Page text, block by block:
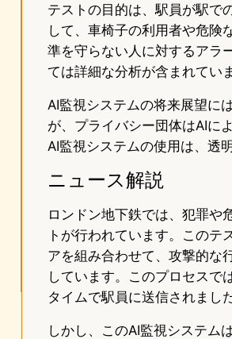
テストの目的は、駅員が駅で
して、車椅子の利用者や危険
準を守らない人に対するアラ
ては詳細な分析が含まれてい
AI監視システムの将来展望に
が、プライバシー団体はAIに
AI監視システムの使用は、透
ニュース解説
ロンドン地下鉄では、犯罪や
トが行われています。このテ
アを組み合わせて、攻撃的な
しています。このプロセス
タイムで駅員に送信されました
しかし、このAI監視システム